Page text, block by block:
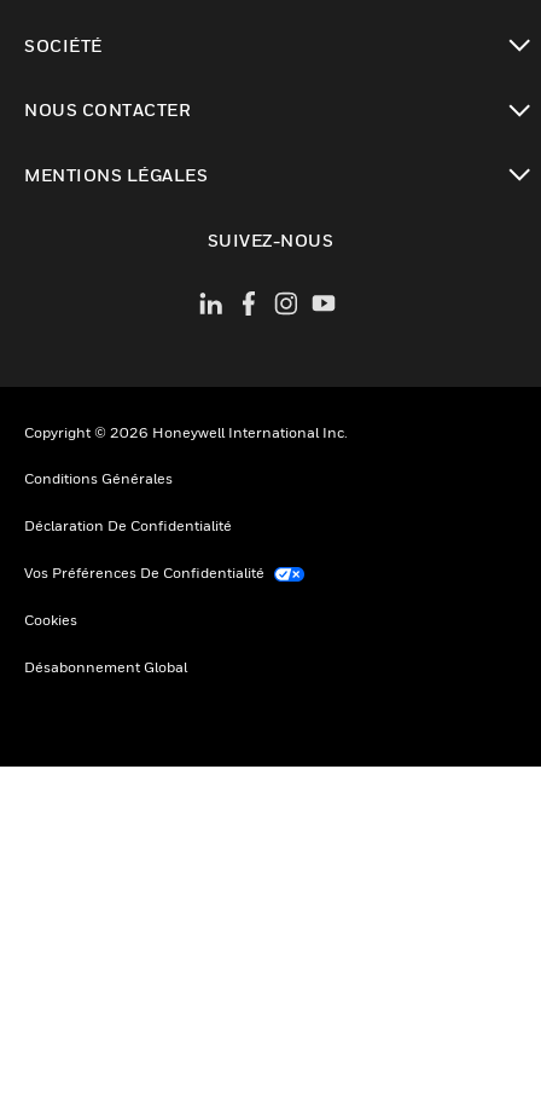
SOCIÉTÉ
NOUS CONTACTER
MENTIONS LÉGALES
SUIVEZ-NOUS
Copyright © 2026 Honeywell International Inc.
Conditions Générales
Déclaration De Confidentialité
Vos Préférences De Confidentialité
Cookies
Désabonnement Global